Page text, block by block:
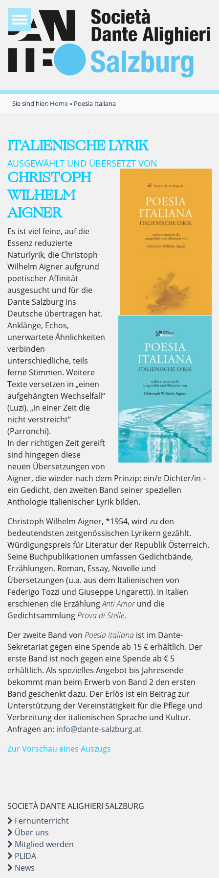
Sie sind hier: Home» Poesia Italiana
SOCIETÀ DANTE ALIGHIERI SALZBURG
Fernunterricht
Über uns
Mitglied werden
PLIDA
News
ITALIENISCHE LYRIK
AUSGEWÄHLT UND ÜBERSETZT VON
CHRISTOPH
WILHELM
AIGNER
Es ist viel feine, auf die
Essenz reduzierte
Naturlyrik, die Christoph
Wilhelm Aigner aufgrund
poetischer Affinität
ausgesucht und für die
Dante Salzburg ins
Deutsche übertragen hat.
Anklänge, Echos,
unerwartete Ähnlichkeiten
verbinden
unterschiedliche, teils
ferne Stimmen. Weitere
Texte versetzen in „einen
aufgehängten Wechselfall“
(Luzi), „in einer Zeit die
nicht verstreicht“
(Parronchi).
In der richtigen Zeit gereift
sind hingegen diese
neuen Übersetzungen von
Aigner, die wieder nach dem Prinzip: ein/e Dichter/in –
ein Gedicht, den zweiten Band seiner speziellen
Anthologie italienischer Lyrik bilden.
Christoph Wilhelm Aigner, *1954, wird zu den
bedeutendsten zeitgenössischen Lyrikern gezählt.
Würdigungspreis für Literatur der Republik Österreich.
Seine Buchpublikationen umfassen Gedichtbände,
Erzählungen, Roman, Essay, Novelle und
Übersetzungen (u.a. aus dem Italienischen von
Federigo Tozzi und Giuseppe Ungaretti). In Italien
erschienen die ErzählungAnti Amorund die
Gedichtsammlung Prova di Stelle.
Der zweite Band von Poesia italiana ist im Dante-
Sekretariat gegen eine Spende ab 15 € erhältlich. Der
erste Band ist noch gegen eine Spende ab € 5
erhältlich. Als spezielles Angebot bis Jahresende
bekommt man beim Erwerb von Band 2 den ersten
Band geschenkt dazu. Der Erlös ist ein Beitrag zur
Unterstützung der Vereinstätigkeit für die Pflege und
Verbreitung der italienischen Sprache und Kultur.
Anfragen an: info@dante-salzburg.at
Zur Vorschau eines Auszugs